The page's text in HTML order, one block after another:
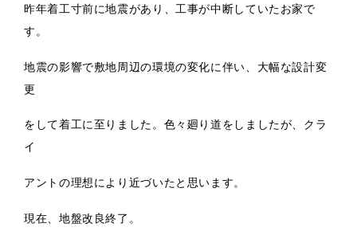
昨年着工寸前に地震があり、工事が中断していたお家で
す。
地震の影響で敷地周辺の環境の変化に伴い、大幅な設計変
更
をして着工に至りました。色々廻り道をしましたが、クラ
イ
アントの理想により近づいたと思います。
現在、地盤改良終了。